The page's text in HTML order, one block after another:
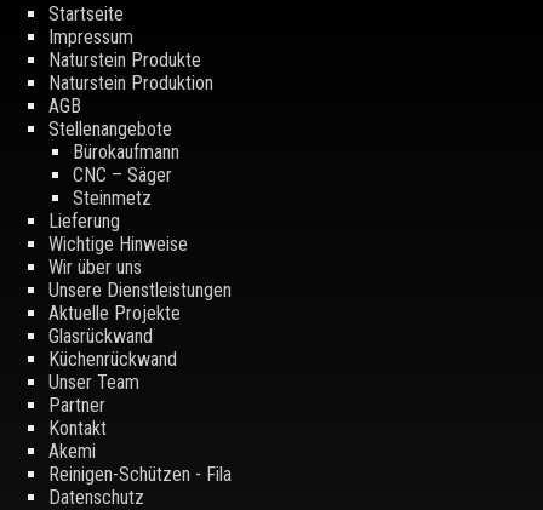
Startseite
Impressum
Naturstein Produkte
Naturstein Produktion
AGB
Stellenangebote
Bürokaufmann
CNC – Säger
Steinmetz
Lieferung
Wichtige Hinweise
Wir über uns
Unsere Dienstleistungen
Aktuelle Projekte
Glasrückwand
Küchenrückwand
Unser Team
Partner
Kontakt
Akemi
Reinigen-Schützen - Fila
Datenschutz